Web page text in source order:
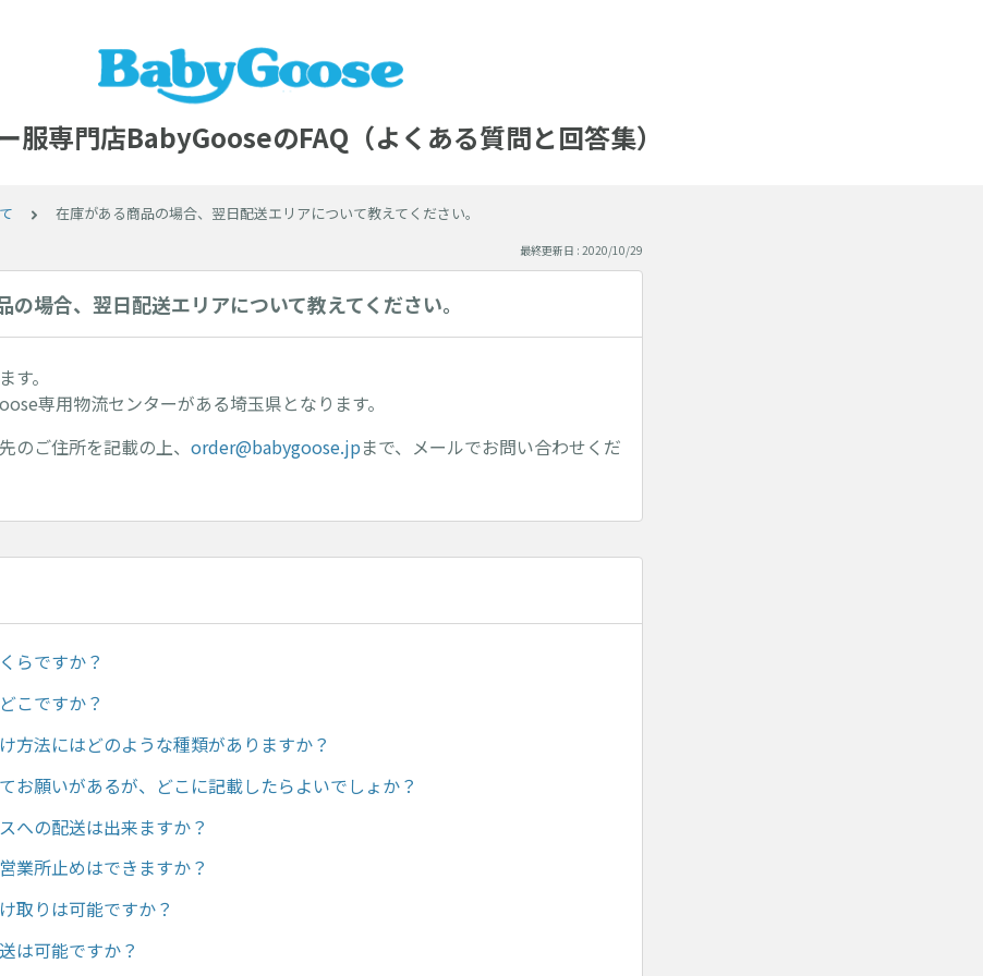
服専門店BabyGooseのFAQ（よくある質問と回答集）
在庫がある商品の場合、翌日配送エリアについて教えてください。
最終更新日 : 2020/10/29
の場合、翌日配送エリアについて教えてください。
す。
専用物流センターがある埼玉県となります。
のご住所を記載の上、 order@babygoose.jpまで、メールでお問い合わせくだ
らですか？
こですか？
方法にはどのような種類がありますか？
お願いがあるが、どこに記載したらよいでしょか？
への配送は出来ますか？
業所止めはできますか？
取りは可能ですか？
は可能ですか？